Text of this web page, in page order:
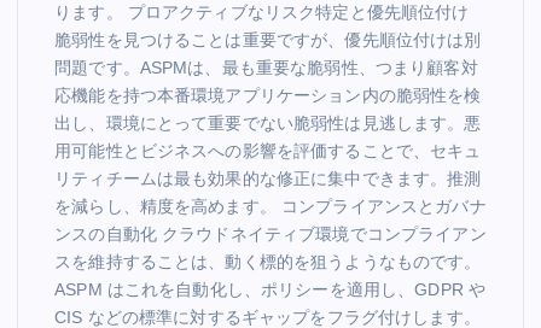
ります。 プロアクティブなリスク特定と優先順位付け
脆弱性を見つけることは重要ですが、優先順位付けは別
問題です。ASPMは、最も重要な脆弱性、つまり顧客対
応機能を持つ本番環境アプリケーション内の脆弱性を検
出し、環境にとって重要でない脆弱性は見逃します。悪
用可能性とビジネスへの影響を評価することで、セキュ
リティチームは最も効果的な修正に集中できます。推測
を減らし、精度を高めます。 コンプライアンスとガバナ
ンスの自動化 クラウドネイティブ環境でコンプライアン
スを維持することは、動く標的を狙うようなものです。
ASPM はこれを自動化し、ポリシーを適用し、GDPR や
CIS などの標準に対するギャップをフラグ付けします。